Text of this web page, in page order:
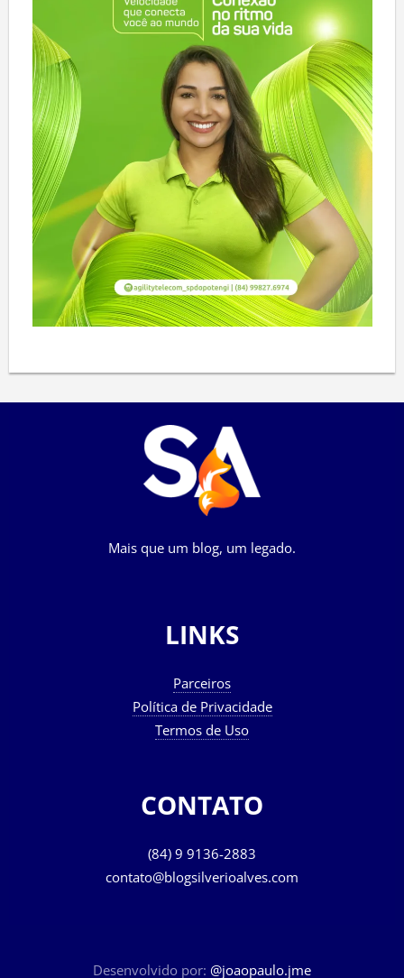
Mais que um blog, um legado.
LINKS
Parceiros
Política de Privacidade
Termos de Uso
CONTATO
(84) 9 9136-2883
contato@blogsilverioalves.com